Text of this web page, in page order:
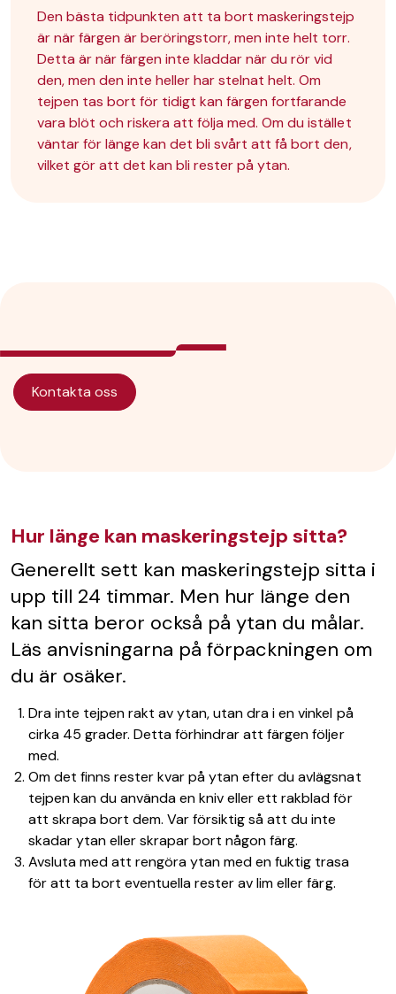
Den bästa tidpunkten att ta bort maskeringstejp
är när färgen är beröringstorr, men inte helt torr.
Detta är när färgen inte kladdar när du rör vid
den, men den inte heller har stelnat helt. Om
tejpen tas bort för tidigt kan färgen fortfarande
vara blöt och riskera att följa med. Om du istället
väntar för länge kan det bli svårt att få bort den,
vilket gör att det kan bli rester på ytan.
Kontakta oss
Hur länge kan maskeringstejp sitta?
Generellt sett kan maskeringstejp sitta i
upp till 24 timmar. Men hur länge den
kan sitta beror också på ytan du målar.
Läs anvisningarna på förpackningen om
du är osäker.
Dra inte tejpen rakt av ytan, utan dra i en vinkel på
cirka 45 grader. Detta förhindrar att färgen följer
med.
Om det finns rester kvar på ytan efter du avlägsnat
tejpen kan du använda en kniv eller ett rakblad för
att skrapa bort dem. Var försiktig så att du inte
skadar ytan eller skrapar bort någon färg.
Avsluta med att rengöra ytan med en fuktig trasa
för att ta bort eventuella rester av lim eller färg.